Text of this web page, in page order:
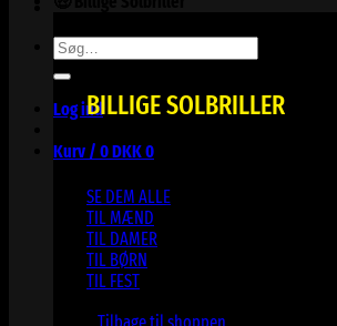
Søg
efter:
Log ind
Kurv / 0DKK0
Ingen varer i kurven.
BILLIGE SOLBRILLER
SE DEM ALLE
TIL MÆND
TIL DAMER
TIL BØRN
TIL FEST